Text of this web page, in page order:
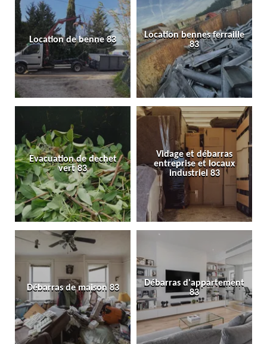
Location de benne 83
Location bennes ferraille
83
Evacuation de dechet
vert 83
Vidage et débarras
entreprise et locaux
industriel 83
Débarras de maison 83
Débarras d'appartement
83